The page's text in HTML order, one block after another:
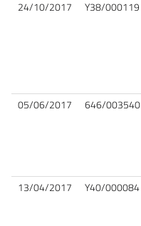
24/10/2017 Y38/000119
05/06/2017 646/003540
13/04/2017 Y40/000084